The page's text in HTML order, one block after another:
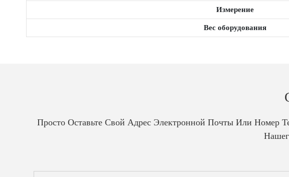
Измерение
Вес оборудования
Просто Оставьте Свой Адрес Электронной Почты Или